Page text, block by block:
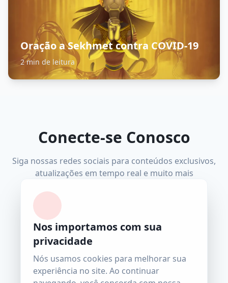
Oração a Sekhmet contra COVID-19
2 min de leitura
Conecte-se Conosco
Siga nossas redes sociais para conteúdos exclusivos,
atualizações em tempo real e muito mais
FacebookInstagramYouTube Telegram
wiccatcs@gmail.com
Nos importamos com sua
privacidade
Nós usamos cookies para melhorar sua
experiência no site. Ao continuar